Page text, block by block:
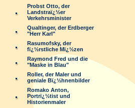
Probst Otto, der
Landstraï¿½er
Verkehrsminister
Qualtinger, der Erdberger
"Herr Karl"
Rasumofsky, der
fï¿½rstliche Mï¿½zen
Raymond Fred und die
"Maske in Blau"
Roller, der Maler und
geniale Bï¿½hnenbilder
Romako Anton,
Portrï¿½tist und
Historienmaler